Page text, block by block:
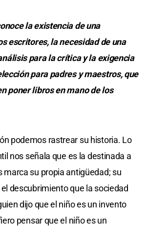
la existencia de una
escritores, la necesidad de una
para la crítica y la exigencia
para padres y maestros, que
poner libros en mano de los
podemos rastrear su historia. Lo
nos señala que es la destinada a
marca su propia antigüedad; su
descubrimiento que la sociedad
dijo que el niño es un invento
pensar que el niño es un